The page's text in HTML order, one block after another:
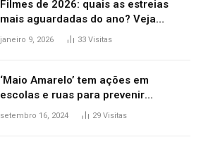
Filmes de 2026: quais as estreias
mais aguardadas do ano? Veja
principais lançamentos do cinema
janeiro 9, 2026 33 Visitas
‘Maio Amarelo’ tem ações em
escolas e ruas para prevenir
acidentes no trânsito no AP
setembro 16, 2024 29 Visitas